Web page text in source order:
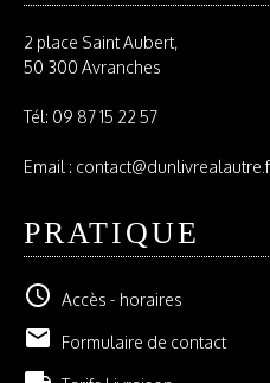
2 place Saint Aubert,
50 300 Avranches
Tél: 09 87 15 22 57
Email :
PRATIQUE
schedule Accès - horaires
email Formulaire de contact